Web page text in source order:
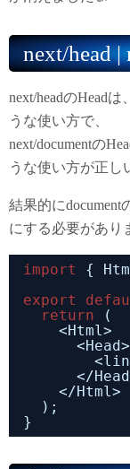
next/head |
next/headのHead
うな使い方で、
next/documentの
うな使い方が正し
結果的にdocument
にする必要があり
import {
export
return
(
<Html>
<Head>
</
</Html>
);
}